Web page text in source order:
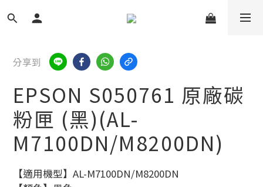
分享到
EPSON S050761 原廠碳
粉匣 (黑)(AL-
M7100DN/M8200DN)
【適用機型】AL-M7100DN/M8200DN